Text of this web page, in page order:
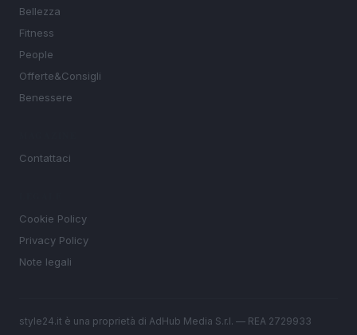
Bellezza
Fitness
People
Offerte&Consigli
Benessere
Contattaci
Cookie Policy
Privacy Policy
Note legali
style24.it è una proprietà di AdHub Media S.r.l. — REA 2729933